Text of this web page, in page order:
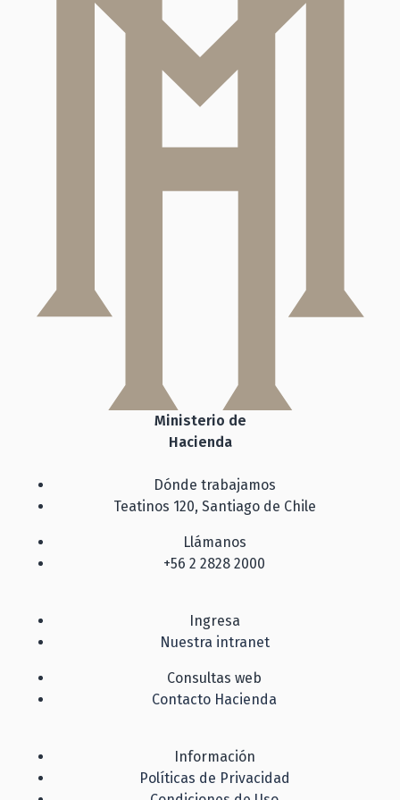
Ministerio de
Hacienda
Dónde trabajamos
Teatinos 120, Santiago de Chile
Llámanos
+56 2 2828 2000
Ingresa
Nuestra intranet
Consultas web
Contacto Hacienda
Información
Políticas de Privacidad